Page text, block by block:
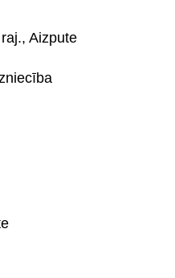
Aizpute